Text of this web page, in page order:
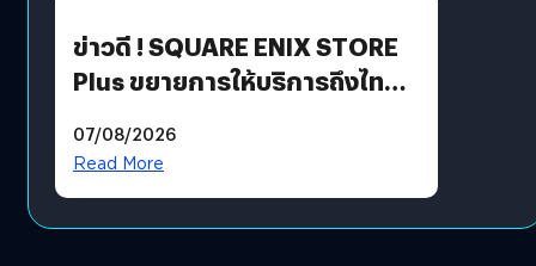
ข่าวดี ! SQUARE ENIX STORE
Plus ขยายการให้บริการถึงไทย
โดยตรง
07/08/2026
Read More